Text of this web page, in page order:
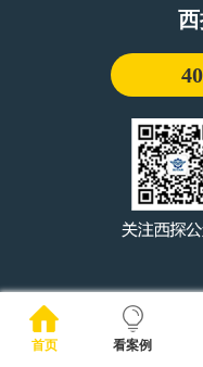
首页 看案例